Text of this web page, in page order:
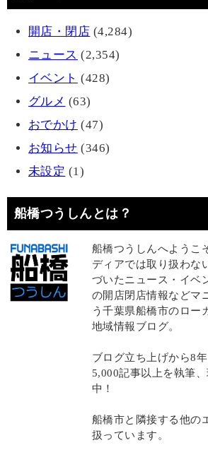
開店・閉店 (4,284)
ニュース (2,354)
イベント (428)
グルメ (63)
おでかけ (47)
お知らせ (346)
未設定 (1)
船橋つうしんとは？
船橋つうしんへようこ
ディアでは取り扱わな
づいたニュース・イベ
の開店閉店情報などマ
う千葉県船橋市のロー
地域情報ブログ。
ブログ立ち上げから8
5,000記事以上を執筆
中！
船橋市と隣接する他の
扱っています。